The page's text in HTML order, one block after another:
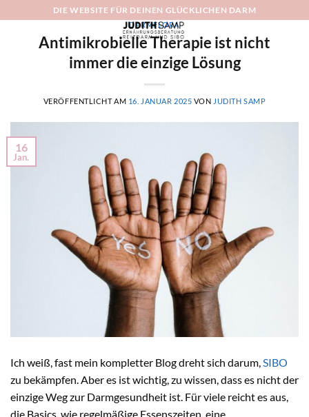
springen
DIE WEBSITE FÜR DEINEN GLÜCKLICHEN DARM
DARMFLORA
Antimikrobielle Therapie ist nicht
immer die einzige Lösung
VERÖFFENTLICHT AM 16. JANUAR 2025 VON JUDITH SAMP
16
Jan.
Ich weiß, fast mein kompletter Blog dreht sich darum, SIBO
zu bekämpfen. Aber es ist wichtig, zu wissen, dass es nicht der
einzige Weg zur Darmgesundheit ist. Für viele reicht es aus,
die Basics, wie regelmäßige Essenszeiten, eine